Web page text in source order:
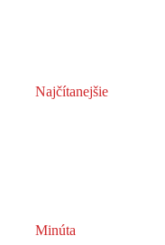
Najčítanejšie
Minúta